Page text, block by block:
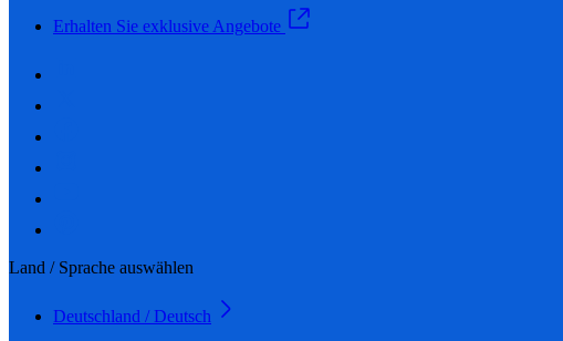
Erhalten Sie exklusive Angebote
Land / Sprache auswählen
Deutschland / Deutsch